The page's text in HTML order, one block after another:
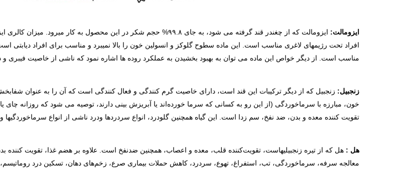
ایزومالت:
ایزومالت که از چغندر قند گرفته می­ شود، به جای ۹۹.۸% حجم شکر در این
افراد تحت رژیم­های لاغری مناسب است. این ماده سطوح گلوکز و انسولین خون را بالا نمی­برد و مناسب برای افراد دیابتی
مناسب است. از دیگر خواص این ماده می­ توان به بهبود بخشیدن به عملکرد روده­ ها اشاره نمود که ناشی از خاصیت فیبری و
زنجبیل: زنجبیل که از دیگر ترکیبات این قند است، دارای خاصیت گرم کنندگی و فعال کنندگی است که آن را به عنوان
خون، مبارزه با سرماخوردگی (از این رو به کسانی که سرما خورده‌اند یا آبریزش بینی دارند، توصیه می شود که روزانه چای
تقویت کننده معده و بدن، ضد نفخ، سم زدا است. این گیاه همچنین گلودرد، انواع سردردها ودرد ناشی از انواع سرماخوردگی­ها و
هل : هل که از تیره زنجبیلیهاست، تقویت‌کننده قلب، معده و اعصاب، همچنین ضدنفخ است. علاوه بر هضم غذا، تقویت کننده
معالجه سرفه، سرماخوردگی، تب، استفراغ، تهوع، سردرد، کاهش حملات بیماری صرع، زخم‌های دهان، تسکین درد